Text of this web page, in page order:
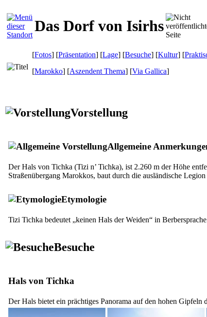
Das Dorf von Isirhs
[Fotos] [Präsentation] [Lage] [Besuche] [Kultur] [
[Marokko] [Aszendent Thema] [Via Gallica]
Vorstellung
Allgemeine
Der Hals von Tichka (Tizi n’ Tichka), ist 2.260 m der Höhe
Straßenübergang Marokkos, baut durch die ausländische
Etymologie
Tizi Tichka bedeutet „keinen Hals der Weiden“ in
Besuche
Hals von Tichka
Der Hals bietet ein prächtiges Panorama auf den hohen